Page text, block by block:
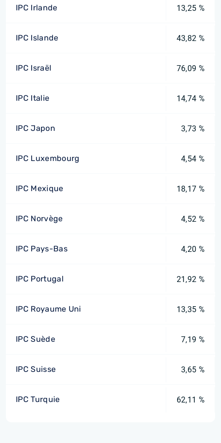
IPC Irlande 13,25 %
IPC Islande 43,82 %
IPC Israël 76,09 %
IPC Italie 14,74 %
IPC Japon 3,73 %
IPC Luxembourg 4,54 %
IPC Mexique 18,17 %
IPC Norvège 4,52 %
IPC Pays-Bas 4,20 %
IPC Portugal 21,92 %
IPC Royaume Uni 13,35 %
IPC Suède 7,19 %
IPC Suisse 3,65 %
IPC Turquie 62,11 %